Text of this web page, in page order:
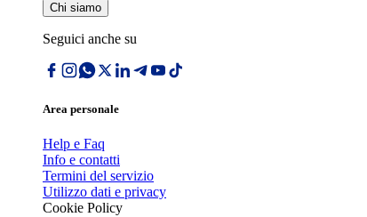
Chi siamo
Seguici anche su
Area personale
Help e Faq
Info e contatti
Termini del servizio
Utilizzo dati e privacy
Cookie Policy